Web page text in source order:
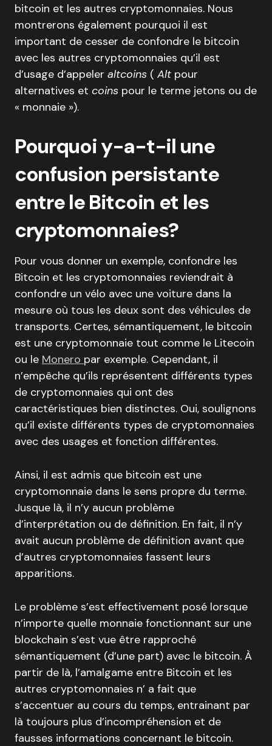
bitcoin et les autres cryptomonnaies. Nous
montrerons également pourquoi il est
important de cesser de confondre le bitcoin
avec les autres cryptomonnaies qu’il est
d’usage d’appeler altcoins ( Alt pour
alternatives et coins pour le terme jetons ou de
« monnaie »).
Pourquoi y-a-t-il une
confusion persistante
entre le Bitcoin et les
cryptomonnaies?
Pour vous donner un exemple, confondre les
Bitcoin et les cryptomonnaies reviendrait à
confondre un vélo avec une voiture dans la
mesure où tous les deux sont des véhicules de
transports. Certes, sémantiquement, le bitcoin
est une cryptomonnaie tout comme le Litecoin
ou le Monero par exemple. Cependant, il
n’empêche qu’ils représentent différents types
de cryptomonnaies qui ont des
caractéristiques bien distinctes. Oui, soulignons
qu’il existe différents types de cryptomonnaies
avec des usages et fonction différentes.
Ainsi, il est admis que bitcoin est une
cryptomonnaie dans le sens propre du terme.
Jusque là, il n’y aucun problème
d’interprétation ou de définition. En fait, il n’y
avait aucun problème de définition avant que
d’autres cryptomonnaies fassent leurs
apparitions.
Le problème s’est effectivement posé lorsque
n’importe quelle monnaie fonctionnant sur une
blockchain s’est vue être rapproché
sémantiquement (d’une part) avec le bitcoin. À
partir de là, l’amalgame entre Bitcoin et les
autres cryptomonnaies n’ a fait que
s’accentuer au cours du temps, entrainant par
là toujours plus d’incompréhension et de
fausses informations concernant le bitcoin.